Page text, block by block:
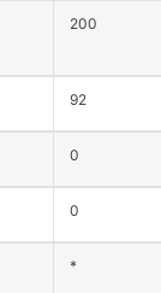
200
92
0
0
*